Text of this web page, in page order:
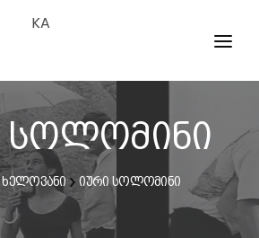
KA
სოლომინი
ხელოვანი იური სოლომინი